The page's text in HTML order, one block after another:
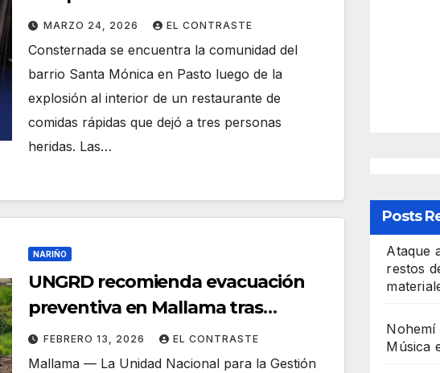
MARZO 24, 2026 EL CONTRASTE
Consternada se encuentra la comunidad del
barrio Santa Mónica en Pasto luego de la
explosión al interior de un restaurante de
comidas rápidas que dejó a tres personas
heridas. Las…
NARIÑO
UNGRD recomienda evacuación
preventiva en Mallama tras
tragedia en La Oscurana
FEBRERO 13, 2026 EL CONTRASTE
Mallama — La Unidad Nacional para la Gestión
Posts
Ataque
restos
Nohemí
Música